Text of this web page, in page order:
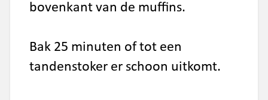
bovenkant van de muffins.
Bak 25 minuten of tot een
tandenstoker er schoon uitkomt.